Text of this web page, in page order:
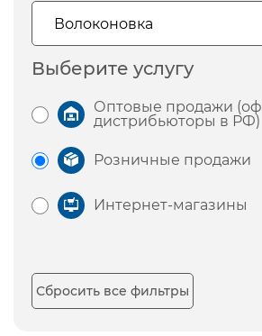
Выберите услугу
Оптовые продажи
дистрибьюторы в РФ)
Розничные продажи
Интернет-магазины
Сбросить все фильтры